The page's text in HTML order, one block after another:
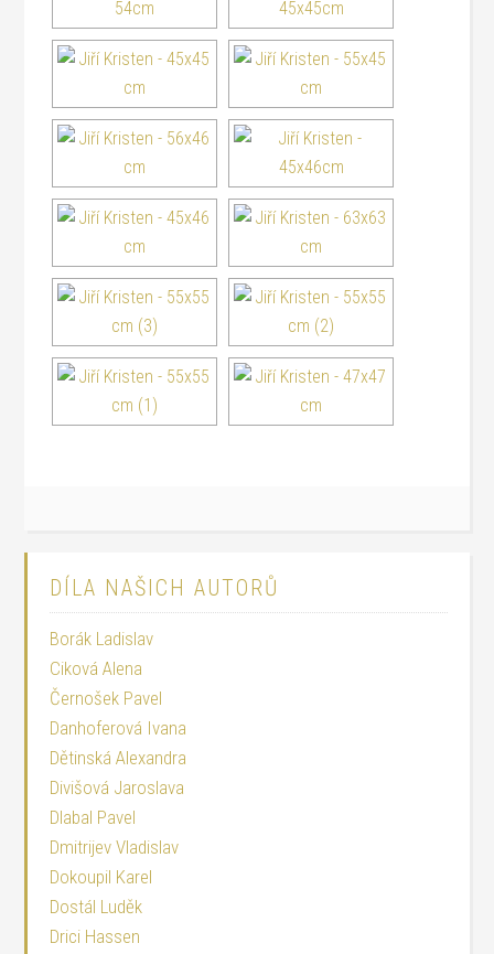
DÍLA NAŠICH AUTORŮ
Borák Ladislav
Ciková Alena
Černošek Pavel
Danhoferová Ivana
Dětinská Alexandra
Divišová Jaroslava
Dlabal Pavel
Dmitrijev Vladislav
Dokoupil Karel
Dostál Luděk
Drici Hassen